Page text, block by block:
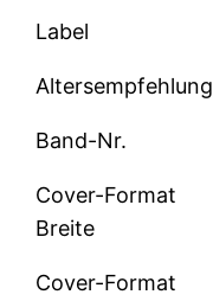
Label
Altersempfehlung
Band-Nr.
Cover-Format
Breite
Cover-Format